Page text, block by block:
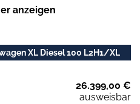
anzeigen
XL Diesel 100 L2H1/XL
26.399,00 €
ausweisbar